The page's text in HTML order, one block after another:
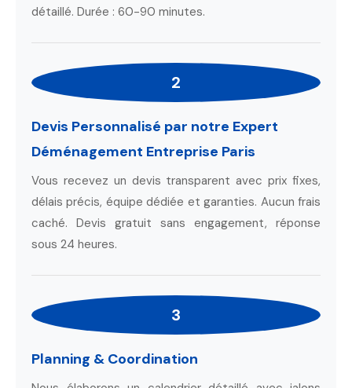
détaillé. Durée : 60-90 minutes.
2
Devis Personnalisé par notre Expert
Déménagement Entreprise Paris
Vous recevez un devis transparent avec prix fixes,
délais précis, équipe dédiée et garanties. Aucun frais
caché. Devis gratuit sans engagement, réponse
sous 24 heures.
3
Planning & Coordination